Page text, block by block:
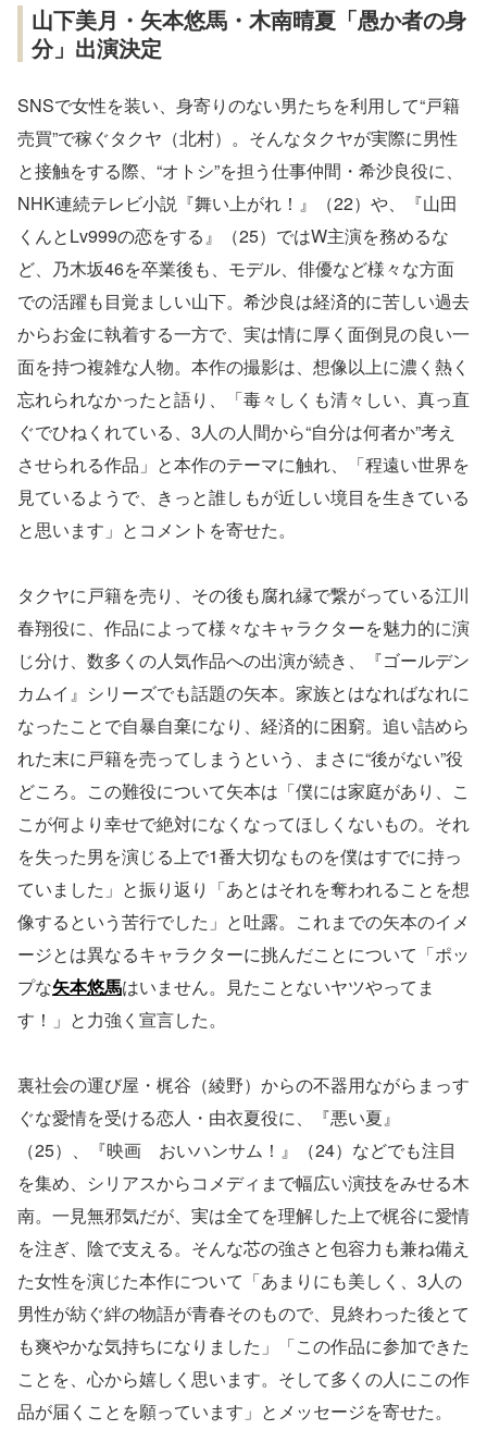
山下美月・矢本悠馬・木南晴夏「愚か者の身
分」出演決定
SNSで女性を装い、身寄りのない男たちを利用して“戸籍
売買”で稼ぐタクヤ（北村）。そんなタクヤが実際に男性
と接触をする際、“オトシ”を担う仕事仲間・希沙良役に、
NHK連続テレビ小説『舞い上がれ！』（22）や、『山田
くんとLv999の恋をする』（25）ではW主演を務めるな
ど、乃木坂46を卒業後も、モデル、俳優など様々な方面
での活躍も目覚ましい山下。希沙良は経済的に苦しい過去
からお金に執着する一方で、実は情に厚く面倒見の良い一
面を持つ複雑な人物。本作の撮影は、想像以上に濃く熱く
忘れられなかったと語り、「毒々しくも清々しい、真っ直
ぐでひねくれている、3人の人間から“自分は何者か”考え
させられる作品」と本作のテーマに触れ、「程遠い世界を
見ているようで、きっと誰しもが近しい境目を生きている
と思います」とコメントを寄せた。
タクヤに戸籍を売り、その後も腐れ縁で繋がっている江川
春翔役に、作品によって様々なキャラクターを魅力的に演
じ分け、数多くの人気作品への出演が続き、『ゴールデン
カムイ』シリーズでも話題の矢本。家族とはなればなれに
なったことで自暴自棄になり、経済的に困窮。追い詰めら
れた末に戸籍を売ってしまうという、まさに“後がない”役
どころ。この難役について矢本は「僕には家庭があり、こ
こが何より幸せで絶対になくなってほしくないもの。それ
を失った男を演じる上で1番大切なものを僕はすでに持っ
ていました」と振り返り「あとはそれを奪われることを想
像するという苦行でした」と吐露。これまでの矢本のイメ
ージとは異なるキャラクターに挑んだことについて「ポッ
プな矢本悠馬はいません。見たことないヤツやってま
す！」と力強く宣言した。
裏社会の運び屋・梶谷（綾野）からの不器用ながらまっす
ぐな愛情を受ける恋人・由衣夏役に、『悪い夏』
（25）、『映画 おいハンサム！』（24）などでも注目
を集め、シリアスからコメディまで幅広い演技をみせる木
南。一見無邪気だが、実は全てを理解した上で梶谷に愛情
を注ぎ、陰で支える。そんな芯の強さと包容力も兼ね備え
た女性を演じた本作について「あまりにも美しく、3人の
男性が紡ぐ絆の物語が青春そのもので、見終わった後とて
も爽やかな気持ちになりました」「この作品に参加できた
ことを、心から嬉しく思います。そして多くの人にこの作
品が届くことを願っています」とメッセージを寄せた。